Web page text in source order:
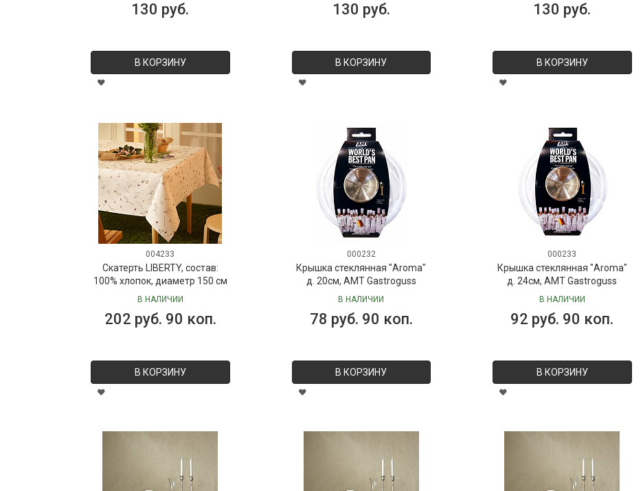
130 руб.
В КОРЗИНУ
130 руб.
В КОРЗИНУ
130 руб.
В КОРЗИНУ
004233
Скатерть LIBERTY, состав:
100% хлопок, диаметр 150 см
В НАЛИЧИИ
202 руб. 90 коп.
В КОРЗИНУ
000232
Крышка стеклянная "Aroma"
д. 20см, AMT Gastroguss
В НАЛИЧИИ
78 руб. 90 коп.
В КОРЗИНУ
000233
Крышка стеклянная "Aroma"
д. 24см, AMT Gastroguss
В НАЛИЧИИ
92 руб. 90 коп.
В КОРЗИНУ